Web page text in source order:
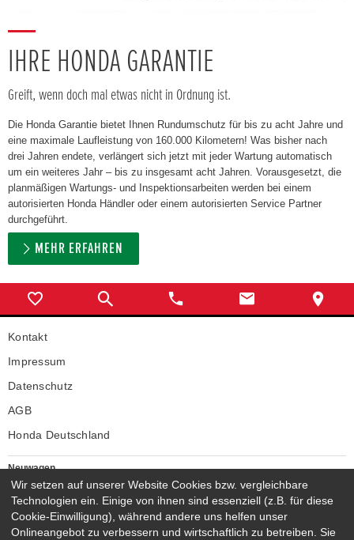
IHRE HONDA GARANTIE
Greift, wenn doch mal etwas nicht in Ordnung ist.
Die Honda Garantie bietet Ihnen Rundumschutz für bis zu acht Jahre und
eine maximale Laufleistung von 160.000 Kilometern! Was bisher nach
drei Jahren endete, verlängert sich jetzt mit jeder Wartung automatisch
um ein weiteres Jahr – bis zu insgesamt acht Jahren. Vorausgesetzt, die
planmäßigen Wartungs- und Inspektionsarbeiten werden bei einem
autorisierten Honda Händler oder einem autorisierten Service Partner
durchgeführt.
MEHR ERFAHREN
Kontakt
Impressum
Datenschutz
AGB
Honda Deutschland
Neuwagen
Honda Neuwagen
Gebrauchtwagen
Honda Gebrauchtwagen
Wir setzen auf unserer Website Cookies bzw. vergleichbare
Technologien ein. Einige von ihnen sind essenziell (z.B. für diese
Cookie-Einwilligung), während andere uns helfen unser
Onlineangebot zu verbessern und wirtschaftlich zu betreiben. Sie